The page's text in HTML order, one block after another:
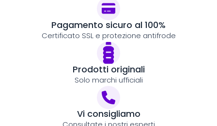
Pagamento sicuro al 100%
Certificato SSL e protezione antifrode
Prodotti originali
Solo marchi ufficiali
Vi consigliamo